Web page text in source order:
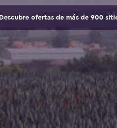
Descubre ofertas de más de 900